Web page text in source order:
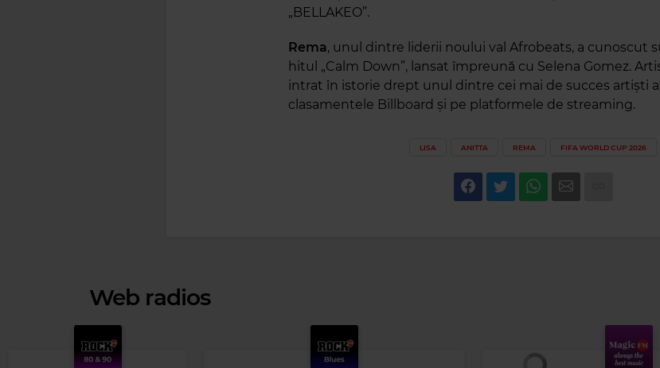
„BELLAKEO”.
Rema, unul dintre liderii noului val Afrobeats, a cunoscut
hitul „Calm Down”, lansat împreună cu Selena Gomez.
intrat în istorie drept unul dintre cei mai de succes artiști
clasamentele Billboard și pe platformele de streaming.
LISA ANITTA REMA FIFA WORLD CUP 2026
Web radios